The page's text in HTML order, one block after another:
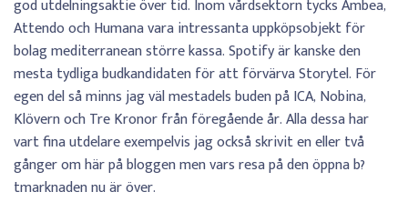
god utdelningsaktie över tid. Inom vårdsektorn tycks Ambea,
Attendo och Humana vara intressanta uppköpsobjekt för
bolag mediterranean större kassa. Spotify är kanske den
mesta tydliga budkandidaten för att förvärva Storytel. För
egen del så minns jag väl mestadels buden på ICA, Nobina,
Klövern och Tre Kronor från föregående år. Alla dessa har
vart fina utdelare exempelvis jag också skrivit en eller två
gånger om här på bloggen men vars resa på den öppna b?
tmarknaden nu är över.